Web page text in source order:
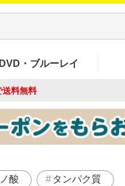
DVD・ブルーレイ
送料無料
酸 タンパク質